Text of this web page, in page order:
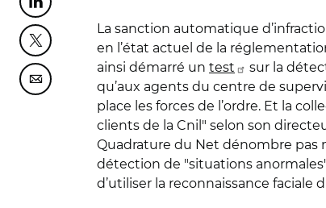
Partager cette page sur Linkedin
Partager cette page sur Twitter
Partager cette page sur Courriel
La sanction automatique
en l’état actuel de la
ainsi démarré un test
sur la
qu’aux agents du centre de
place les forces de l’ordre. Et la
clients de la Cnil" selon son
Quadrature du Net dénombre pas
détection de "situations
d’utiliser la reconnaissance faciale